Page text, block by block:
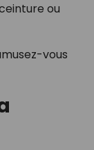
ou
vous